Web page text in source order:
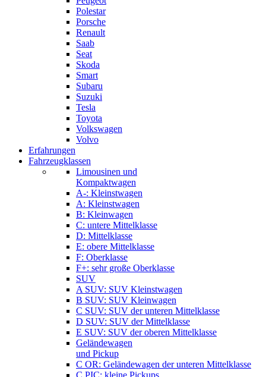
Polestar
Porsche
Renault
Saab
Seat
Skoda
Smart
Subaru
Suzuki
Tesla
Toyota
Volkswagen
Volvo
Erfahrungen
Fahrzeugklassen
Limousinen und
Kompaktwagen
A-: Kleinstwagen
A: Kleinstwagen
B: Kleinwagen
C: untere Mittelklasse
D: Mittelklasse
E: obere Mittelklasse
F: Oberklasse
F+: sehr große Oberklasse
SUV
A SUV: SUV Kleinstwagen
B SUV: SUV Kleinwagen
C SUV: SUV der unteren Mittelklasse
D SUV: SUV der Mittelklasse
E SUV: SUV der oberen Mittelklasse
Geländewagen
und Pickup
C OR: Geländewagen der unteren Mittelklasse
C PIC: kleine Pickups